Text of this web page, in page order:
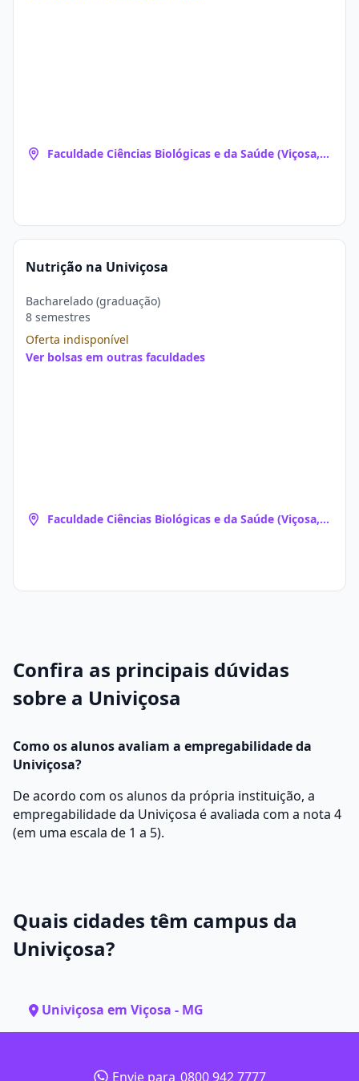
Faculdade Ciências Biológicas e da Saúde (Viçosa,
Nutrição na Univiçosa
Bacharelado (graduação)
8 semestres
Oferta indisponível
Ver bolsas em outras faculdades
Faculdade Ciências Biológicas e da Saúde (Viçosa,
Confira as principais dúvidas
sobre a Univiçosa
Como os alunos avaliam a empregabilidade da
Univiçosa?
De acordo com os alunos da própria instituição, a
empregabilidade da Univiçosa é avaliada com a nota 4
(em uma escala de 1 a 5).
Quais cidades têm campus da
Univiçosa?
Univiçosa em Viçosa - MG
Envie para 0800 942 7777